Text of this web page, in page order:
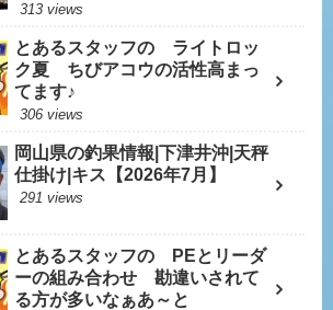
313 views
とあるスタッフの ライトロッ
ク夏 ちびアコウの活性高まっ
てます♪
306 views
岡山県の釣果情報|下津井沖|天秤
仕掛け|キス【2026年7月】
291 views
とあるスタッフの PEとリーダ
ーの組み合わせ 勘違いされて
る方が多いなぁあ～と